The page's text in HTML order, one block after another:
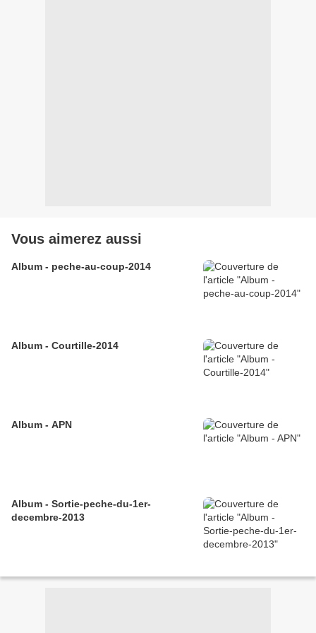
Vous aimerez aussi
Album - peche-au-coup-2014
Album - Courtille-2014
Album - APN
Album - Sortie-peche-du-1er-
decembre-2013